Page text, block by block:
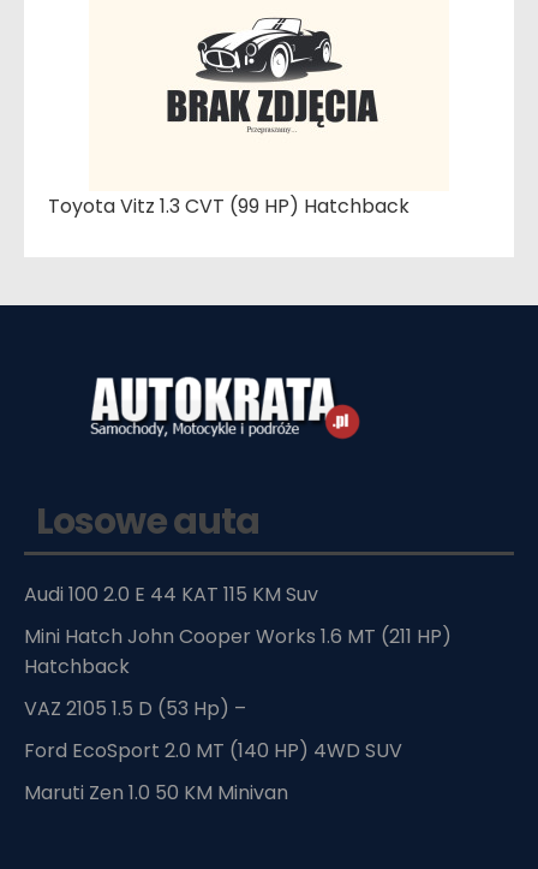
Toyota Vitz 1.3 CVT (99 HP) Hatchback
Losowe auta
Audi 100 2.0 E 44 KAT 115 KM Suv
Mini Hatch John Cooper Works 1.6 MT (211 HP)
Hatchback
VAZ 2105 1.5 D (53 Hp) –
Ford EcoSport 2.0 MT (140 HP) 4WD SUV
Maruti Zen 1.0 50 KM Minivan